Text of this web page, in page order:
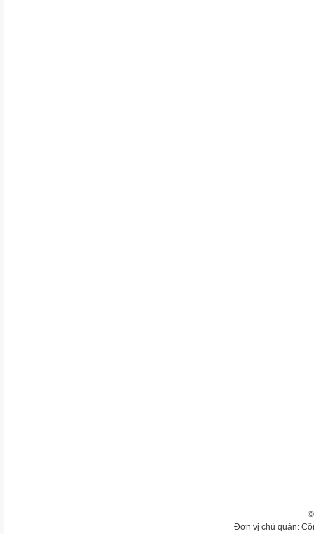
Đơn vị chủ quản: